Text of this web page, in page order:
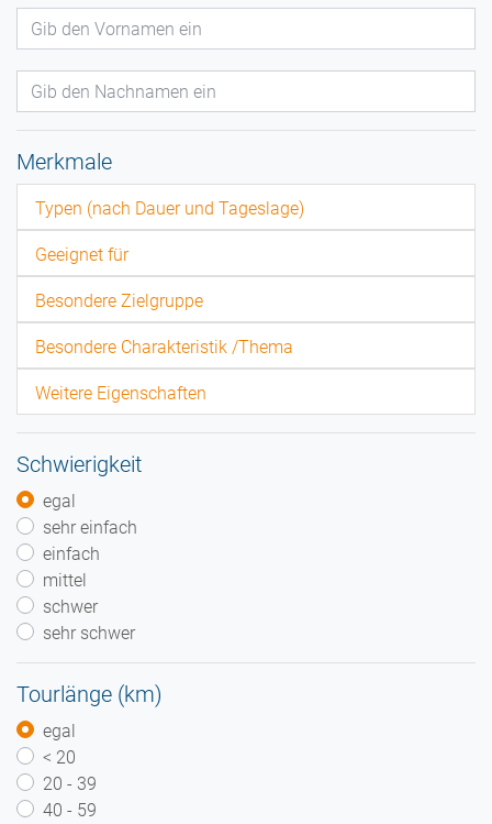
Merkmale
Typen (nach Dauer und Tageslage)
Geeignet für
Besondere Zielgruppe
Besondere Charakteristik /Thema
Weitere Eigenschaften
Schwierigkeit
egal
sehr einfach
einfach
mittel
schwer
sehr schwer
Tourlänge (km)
egal
< 20
20 - 39
40 - 59